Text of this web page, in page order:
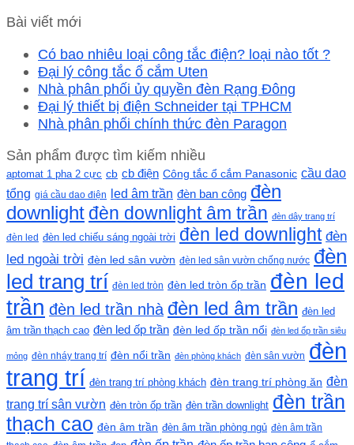
Bài viết mới
Có bao nhiêu loại công tắc điện? loại nào tốt ?
Đại lý công tắc ổ cắm Uten
Nhà phân phối ủy quyền đèn Rạng Đông
Đại lý thiết bị điện Schneider tại TPHCM
Nhà phân phối chính thức đèn Paragon
Sản phẩm được tìm kiếm nhiều
aptomat 1 pha 2 cực cb cb điện Công tắc ổ cắm Panasonic cầu dao
tổng giá cầu dao điện led âm trần đèn ban công đèn
downlight đèn downlight âm trần đèn dây trang trí
đèn led đèn led chiếu sáng ngoài trời đèn led downlight đèn
led ngoài trời đèn led sân vườn đèn led sân vườn chống nước đèn
led trang trí đèn led tròn đèn led tròn ốp trần đèn led
trần đèn led trần nhà đèn led âm trần đèn led
âm trần thạch cao đèn led ốp trần đèn led ốp trần nổi đèn led ốp trần siêu
mỏng đèn nháy trang trí đèn nổi trần đèn phòng khách đèn sân vườn đèn
trang trí đèn trang trí phòng khách đèn trang trí phòng ăn đèn
trang trí sân vườn đèn tròn ốp trần đèn trần downlight đèn trần
thạch cao đèn âm trần đèn âm trần phòng ngủ đèn âm trần